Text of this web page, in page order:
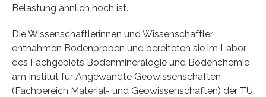
Belastung ähnlich hoch ist.
Die Wissenschaftlerinnen und Wissenschaftler
entnahmen Bodenproben und bereiteten sie im Labor
des Fachgebiets Bodenmineralogie und Bodenchemie
am Institut für Angewandte Geowissenschaften
(Fachbereich Material- und Geowissenschaften) der TU